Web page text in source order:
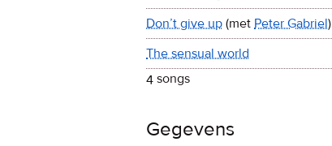
Don’t give up (met Peter Gabriel)
The sensual world
4 songs
Gegevens